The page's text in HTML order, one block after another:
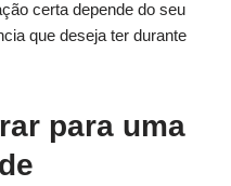
certa depende do seu
que deseja ter durante
para uma